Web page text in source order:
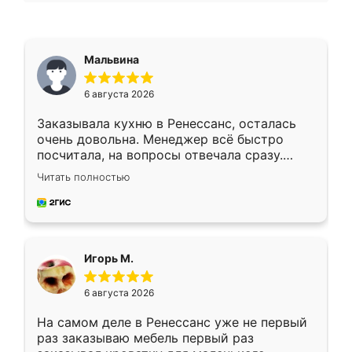
Мальвина
6 августа 2026
Заказывала кухню в Ренессанс, осталась
очень довольна. Менеджер всё быстро
посчитала, на вопросы отвечала сразу.
Замерщик приехал в субботу, подошёл к
делу со всей ответственностью. Собрали
за день, ребята работали аккуратно, даже
Читать полностью
Игорь М.
6 августа 2026
На самом деле в Ренессанс уже не первый
раз заказываю мебель первый раз